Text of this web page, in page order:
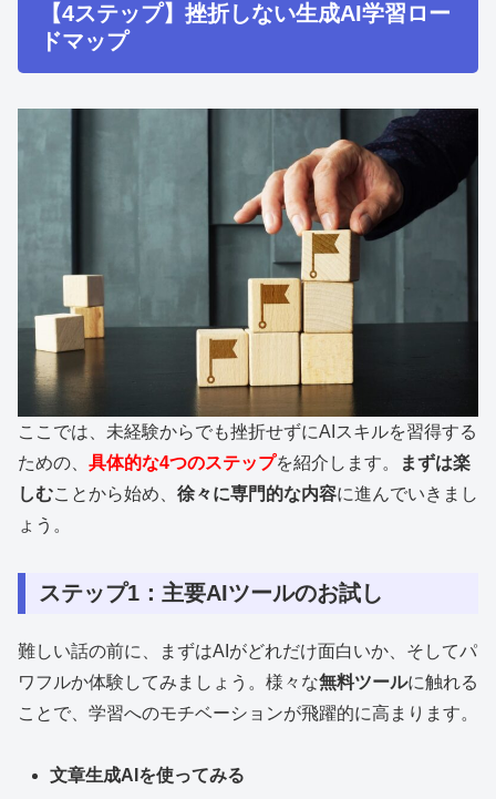
【4ステップ】挫折しない生成AI学習ロー
ドマップ
ここでは、未経験からでも挫折せずにAIスキルを習得する
ための、 具体的な4つのステップを紹介します。
まずは楽
しむことから始め、 徐々に専門的な内容に進んでいきまし
ょう。
ステップ1：主要AIツールのお試し
難しい話の前に、まずはAIがどれだけ面白いか、そしてパ
ワフルか体験してみましょう。様々な無料ツールに触れる
ことで、学習へのモチベーションが飛躍的に高まります。
文章生成AIを使ってみる